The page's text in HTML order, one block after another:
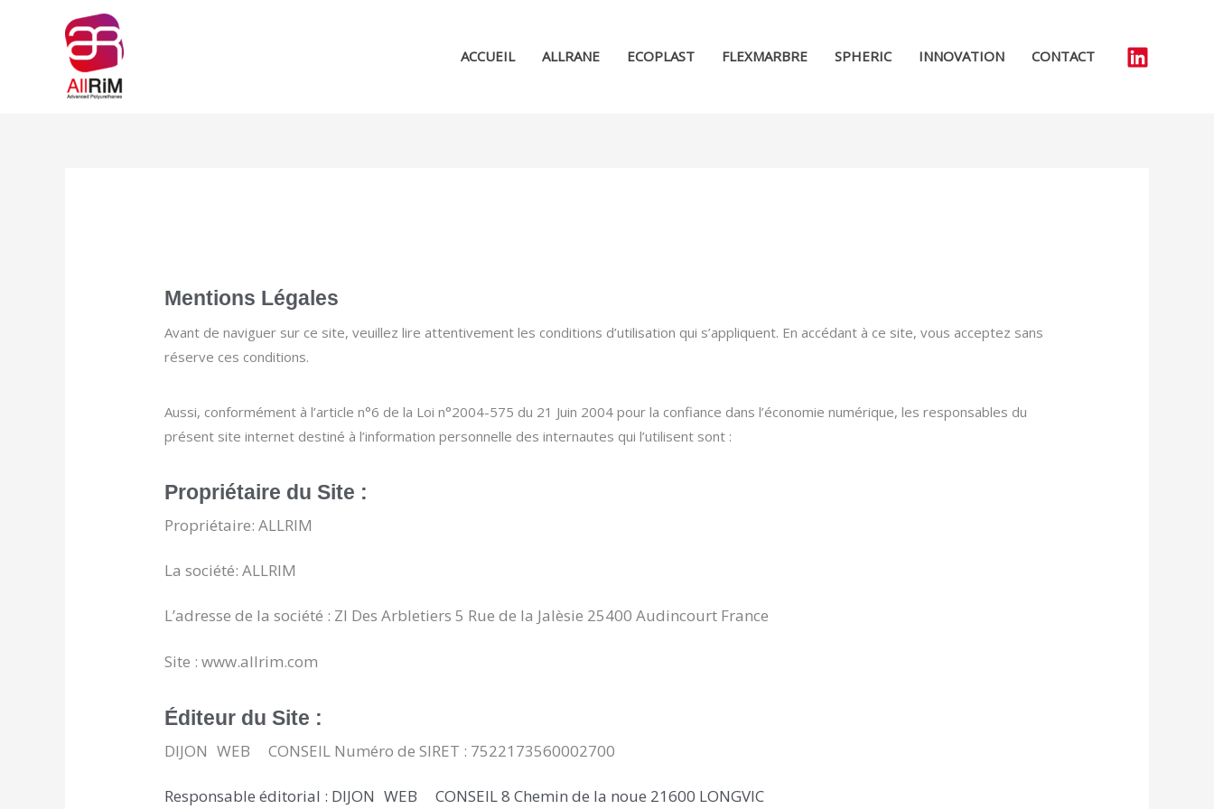
ACCUEIL ALLRANE ECOPLAST FLEXMARBRE SPHERIC INNOVATION CONTACT
Mentions Légales
Avant de naviguer sur ce site, veuillez lire attentivement les conditions d’utilisation qui s’appliquent. En accédant à ce site, vous acceptez sans
réserve ces conditions.
Aussi, conformément à l’article n°6 de la Loi n°2004-575 du 21 Juin 2004 pour la confiance dans l’économie numérique, les responsables du
présent site internet destiné à l’information personnelle des internautes qui l’utilisent sont :
Propriétaire du Site :
Propriétaire: ALLRIM
La société: ALLRIM
L’adresse de la société : ZI Des Arbletiers 5 Rue de la Jalèsie 25400 Audincourt France
Site : www.allrim.com
Éditeur du Site :
DIJON XWEB XXCONSEIL Numéro de SIRET : 7522173560002700
Responsable éditorial : DIJON XWEB XXCONSEIL8 Chemin de la noue 21600 LONGVIC